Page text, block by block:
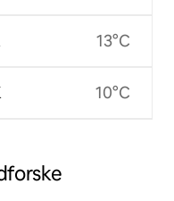
13°C
10°C